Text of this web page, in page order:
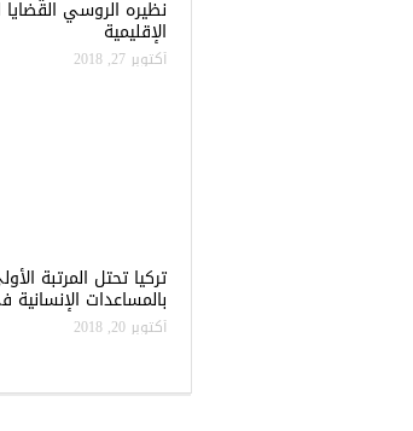
نظيره الروسي القضايا
الإقليمية
أكتوبر 27, 2018
تركيا تحتل المرتبة
بالمساعدات الإنسانية في
أكتوبر 20, 2018